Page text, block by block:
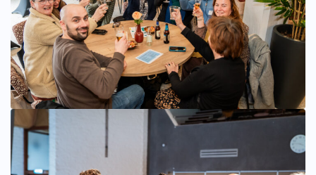
Bekijk afbeelding groter